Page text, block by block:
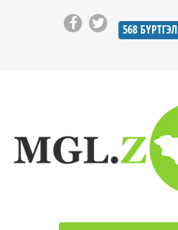
568 БҮРТГЭЛ